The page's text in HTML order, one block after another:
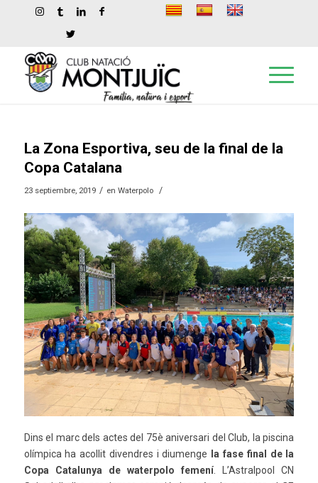
La Zona Esportiva, seu de la final de la
Copa Catalana
23 septiembre, 2019 / en Waterpolo /
Dins el marc dels actes del 75è aniversari del Club, la piscina
olímpica ha acollit divendres i diumenge la fase final de la
Copa Catalunya de waterpolo femení . L’Astralpool CN